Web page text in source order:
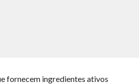
fornecem ingredientes ativos